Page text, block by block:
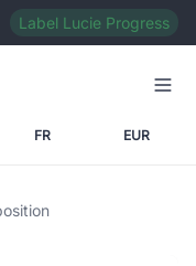
Label Lucie Progress
FR EUR